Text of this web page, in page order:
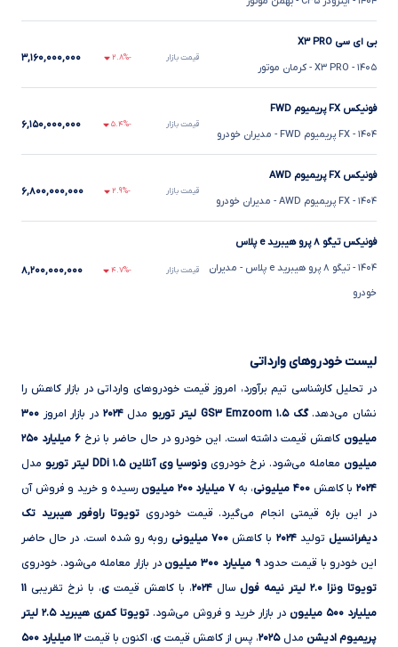
بی ای سی X۳ PRO
۱۴۰۵ - X۳ PRO - کرمان موتور
قیمت بازار -۲.۸% ۳,۱۶۰,۰۰۰,۰۰۰
فونیکس FX پریمیوم FWD
۱۴۰۴ - FX پریمیوم FWD - مدیران خودرو
قیمت بازار -۵.۴% ۶,۱۵۰,۰۰۰,۰۰۰
فونیکس FX پریمیوم AWD
۱۴۰۴ - FX پریمیوم AWD - مدیران خودرو
قیمت بازار -۲.۹% ۶,۸۰۰,۰۰۰,۰۰۰
فونیکس تیگو ۸ پرو هیبرید e پلاس
۱۴۰۴ - تیگو ۸ پرو هیبرید e پلاس
- مدیران
خودرو
قیمت بازار -۴.۷% ۸,۲۰۰,۰۰۰,۰۰۰
لیست خودروهای وارداتی
در تحلیل کارشناسی تیم برآورد، امروز قیمت خودروهای وارداتی در بازار کاهش را
نشان می‌دهد.گک GS۳ Emzoom ۱.۵ لیتر توربو مدل۲۰۲۴ در بازار امروز ۳۰۰
میلیونکاهش قیمت داشته است. این خودرو در حال حاضر با نرخ
۶ میلیارد ۲۵۰
میلیونمعامله می‌شود. نرخ خودروی ونوسیا وی آنلاین DDi ۱.۵ لیتر توربو
مدل
۲۰۲۴با کاهش ۴۰۰ میلیونی ، به۷ میلیارد ۲۰۰ میلیون
رسیده و خرید و فروش آن
در این بازه قیمتی انجام می‌گیرد. قیمت خودروی تویوتا راوفور هیبرید تک
دیفرانسیلتولید۲۰۲۴ با کاهش۷۰۰ میلیونی
روبه‌ رو شده است. در حال حاضر
این خودرو با قیمت حدود۹ میلیارد ۳۰۰ میلیون
در بازار معامله می‌شود. خودروی
تویوتا ونزا ۲.۰ لیتر نیمه فول
سال ۲۰۲۴، با کاهش قیمت ی، با نرخ تقریبی ۱۱
میلیارد ۵۰۰ میلیون
در بازار خرید و فروش می‌شود.
تویوتا کمری هیبرید ۲.۵ لیتر
پریمیوم ادیشن مدل۲۰۲۵، پس از کاهش قیمت ی، اکنون با قیمت
۱۲ میلیارد ۵۰۰